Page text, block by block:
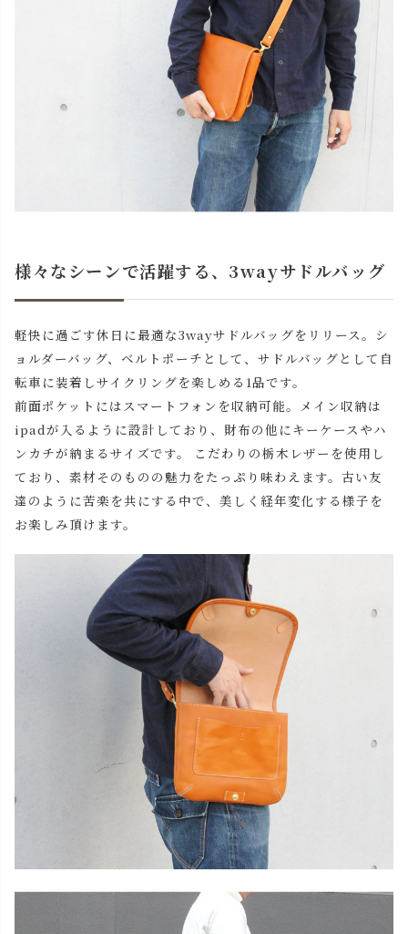
様々なシーンで活躍する、3wayサドルバッグ
軽快に過ごす休日に最適な3wayサドルバッグをリリース。シ
ョルダーバッグ、ベルトポーチとして、サドルバッグとして自
転車に装着しサイクリングを楽しめる1品です。
前面ポケットにはスマートフォンを収納可能。メイン収納は
ipadが入るように設計しており、財布の他にキーケースやハ
ンカチが納まるサイズです。 こだわりの栃木レザーを使用し
ており、素材そのものの魅力をたっぷり味わえます。古い友
達のように苦楽を共にする中で、美しく経年変化する様子を
お楽しみ頂けます。